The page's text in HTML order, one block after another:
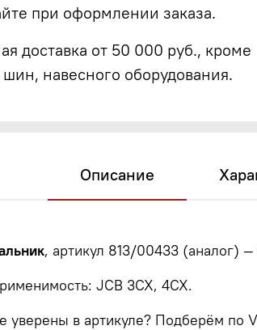
при оформлении заказа.
доставка от 50 000 руб., кроме
навесного оборудования.
Описание
, артикул 813/00433 (аналог)
JCB 3CX, 4CX.
уверены в артикуле? Подберём по